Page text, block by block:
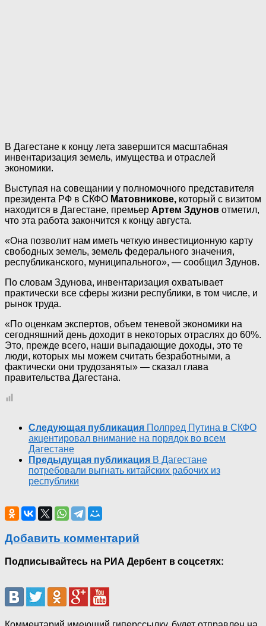
В Дагестане к концу лета завершится масштабная
инвентаризация земель, имущества и отраслей
экономики.
Выступая на совещании у полномочного представителя
президента РФ в СКФО Матовникове, который с визитом
находится в Дагестане, премьер Артем Здунов отметил,
что эта работа закончится к концу августа.
«Она позволит нам иметь четкую инвестиционную карту
свободных земель, земель федерального значения,
республиканского, муниципального», — сообщил Здунов.
По словам Здунова, инвентаризация охватывает
практически все сферы жизни республики, в том числе, и
рынок труда.
«По оценкам экспертов, объем теневой экономики на
сегодняшний день доходит в некоторых отраслях до 60%.
Это, прежде всего, наши выпадающие доходы, это те
люди, которых мы можем считать безработными, а
фактически они трудозаняты» — сказал глава
правительства Дагестана.
Следующая публикация Полпред Путина в СКФО
акцентировал внимание на порядок во всем
Дагестане
Предыдущая публикация В Дагестане
потребовали выгнать китайских рабочих из
республики
Добавить комментарий
Подписывайтесь на РИА Дербент в соцсетях: